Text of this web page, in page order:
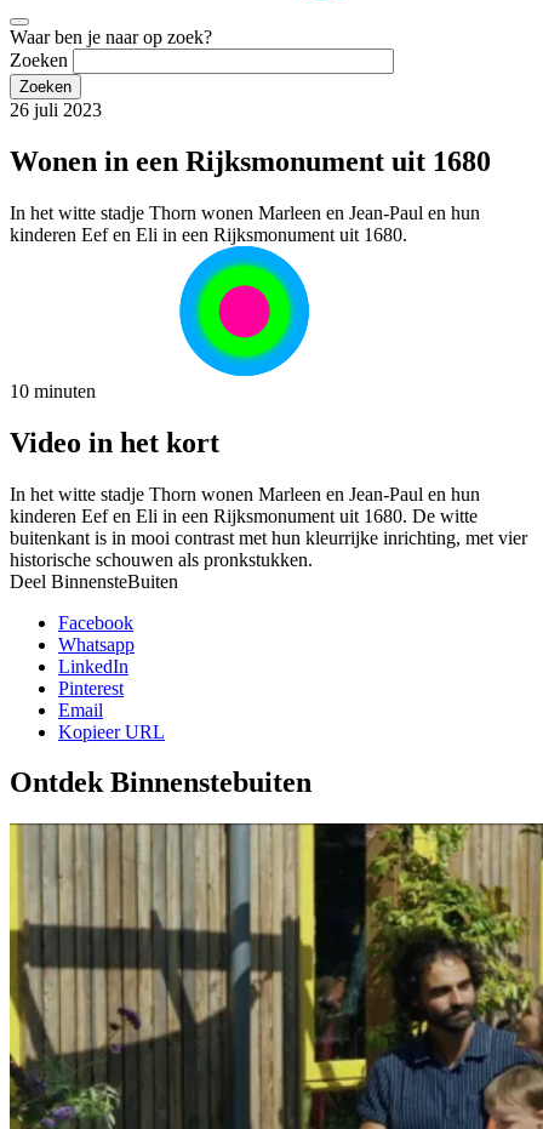
Waar ben je naar op zoek?
Zoeken
26 juli 2023
Wonen in een Rijksmonument uit 1680
In het witte stadje Thorn wonen Marleen en Jean-Paul en hun
kinderen Eef en Eli in een Rijksmonument uit 1680.
10 minuten
Video in het kort
In het witte stadje Thorn wonen Marleen en Jean-Paul en hun
kinderen Eef en Eli in een Rijksmonument uit 1680. De witte
buitenkant is in mooi contrast met hun kleurrijke inrichting, met vier
historische schouwen als pronkstukken.
Deel BinnensteBuiten
Facebook
Whatsapp
LinkedIn
Pinterest
Email
Kopieer URL
Ontdek Binnenstebuiten